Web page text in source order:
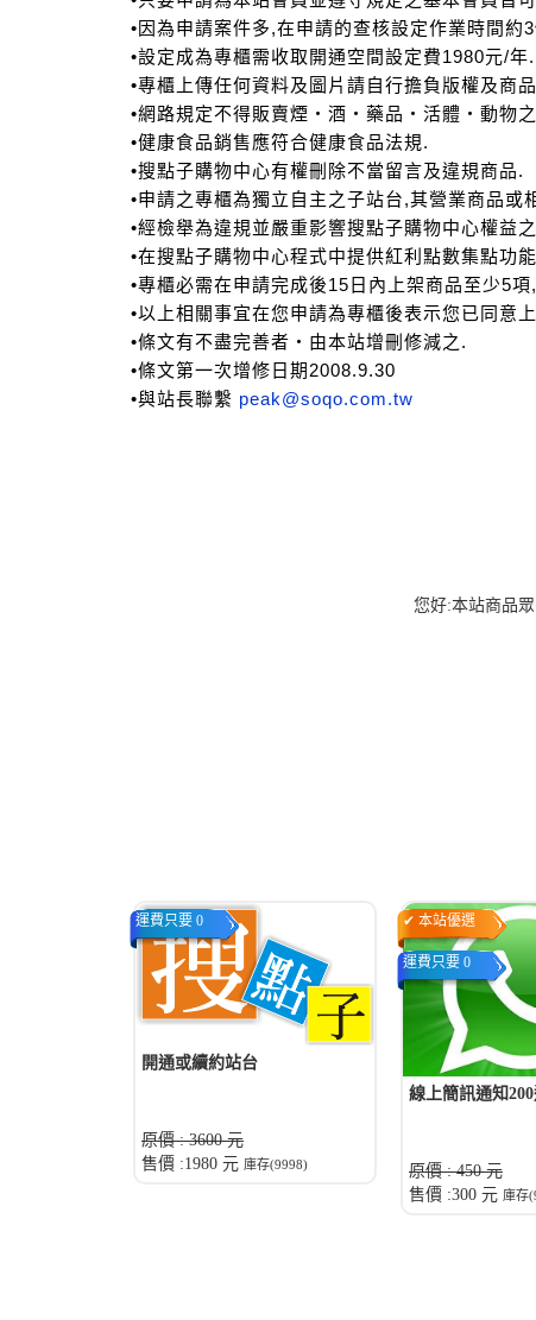
您好:本站商品
開通或續約站台
原價 : 3600 元
售價 :1980 元 庫存(9998)
運費只要 0
線上簡訊通知
原價 : 450 元
售價 :300 元 庫存
✔ 本站優選
運費只要 0